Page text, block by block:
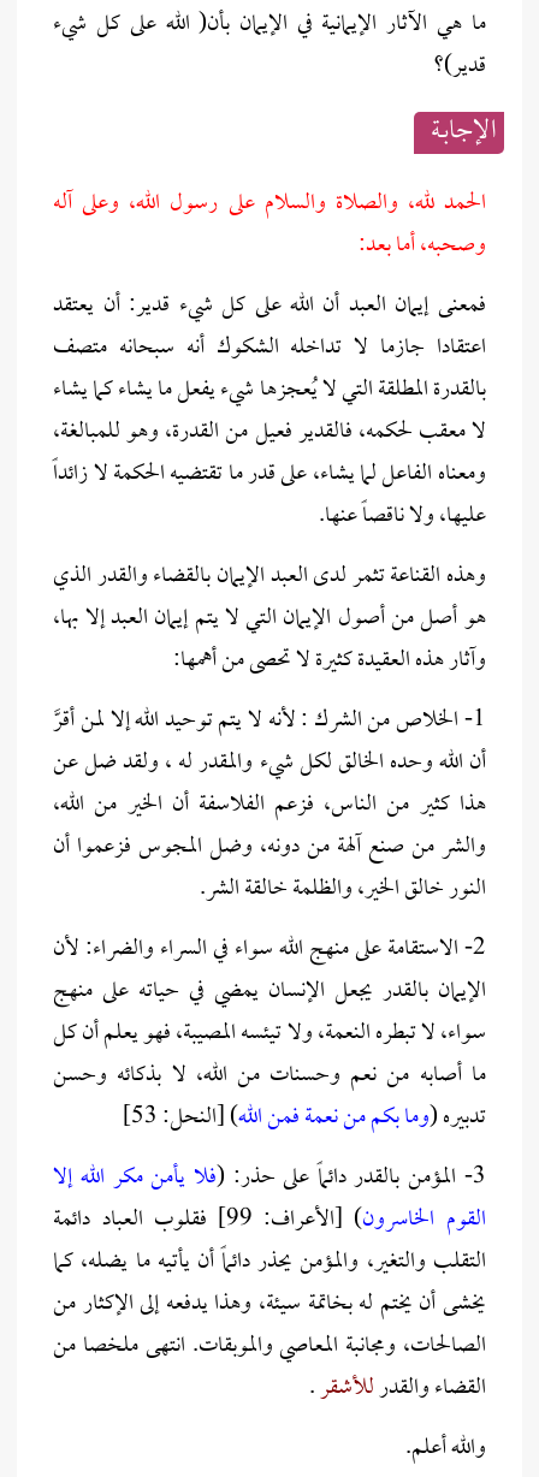
ما هي الآثار الإيمانية في الإيمان بأن( الله على كل شيء
قدير)؟
الإجابــة
الحمد لله، والصلاة والسلام على رسول الله، وعلى آله
وصحبه، أما بعد:
فمعنى إيمان العبد أن الله على كل شيء قدير: أن يعتقد
اعتقادا جازما لا تداخله الشكوك أنه سبحانه متصف
بالقدرة المطلقة التي لا يُعجزها شيء يفعل ما يشاء كما يشاء
لا معقب لحكمه، فالقدير فعيل من القدرة، وهو للمبالغة،
ومعناه الفاعل لما يشاء، على قدر ما تقتضيه الحكمة لا زائداً
عليها، ولا ناقصاً عنها.
وهذه القناعة تثمر لدى العبد الإيمان بالقضاء والقدر الذي
هو أصل من أصول الإيمان التي لا يتم إيمان العبد إلا بها،
وآثار هذه العقيدة كثيرة لا تحصى من أهمها:
1- الخلاص من الشرك : لأنه لا يتم توحيد الله إلا لمن أقرَّ
أن الله وحده الخالق لكل شيء والمقدر له ، ولقد ضل عن
هذا كثير من الناس، فزعم الفلاسفة أن الخير من الله،
والشر من صنع آلهة من دونه، وضل المجوس فزعموا أن
النور خالق الخير، والظلمة خالقة الشر.
2- الاستقامة على منهج الله سواء في السراء والضراء: لأن
الإيمان بالقدر يجعل الإنسان يمضي في حياته على منهج
سواء، لا تبطره النعمة، ولا تيئسه المصيبة، فهو يعلم أن كل
ما أصابه من نعم وحسنات من الله، لا بذكائه وحسن
تدبيره (وما بكم من نعمة فمن الله) [النحل: 53]
3- المؤمن بالقدر دائماً على حذر: (
فلا يأمن مكر الله إلا
القوم الخاسرون
) [الأعراف: 99] فقلوب العباد دائمة
التقلب والتغير، والمؤمن يحذر دائماً أن يأتيه ما يضله، كما
يخشى أن يختم له بخاتمة سيئة، وهذا يدفعه إلى الإكثار من
الصالحات، ومجانبة المعاصي والموبقات. انتهى ملخصا من
القضاء والقدرللأشقر.
والله أعلم.